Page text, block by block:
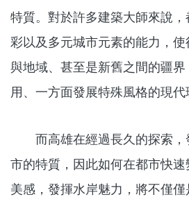
特質。對於許多建築大師來說
彩以及多元城市元素的能力，
與地域、甚至是新舊之間的疆
用、一方面發展特殊風格的現代
而高雄在經過長久的探索，
市的特質，因此如何在都市快
美感，發揮水岸魅力，將不僅